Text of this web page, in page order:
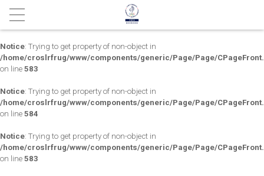
Notice: Trying to get property of non-object in
/home/croslrfrug/www/components/generic/Page/Page/
on line 583
Notice: Trying to get property of non-object in
/home/croslrfrug/www/components/generic/Page/Page/
on line 584
Notice: Trying to get property of non-object in
/home/croslrfrug/www/components/generic/Page/Page/
on line 583